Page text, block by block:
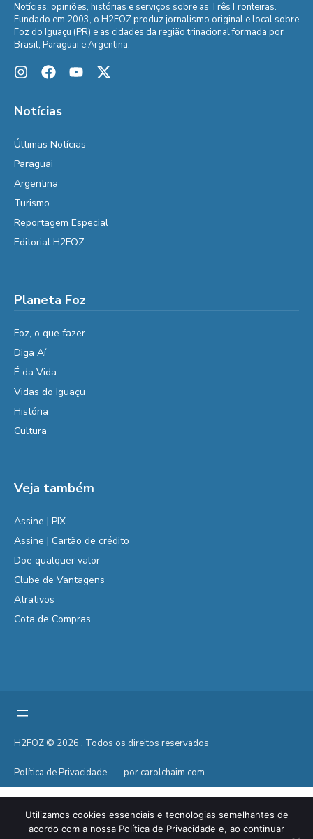
Notícias, opiniões, histórias e serviços sobre as Três Fronteiras.
Fundado em 2003, o H2FOZ produz jornalismo original e local sobre
Foz do Iguaçu (PR) e as cidades da região trinacional formada por
Brasil, Paraguai e Argentina.
Notícias
Últimas Notícias
Paraguai
Argentina
Turismo
Reportagem Especial
Editorial H2FOZ
Planeta Foz
Foz, o que fazer
Diga Aí
É da Vida
Vidas do Iguaçu
História
Cultura
Veja também
Assine | PIX
Assine | Cartão de crédito
Doe qualquer valor
Clube de Vantagens
Atrativos
Cota de Compras
H2FOZ © 2026 . Todos os direitos reservados
Política de Privacidade por carolchaim.com
Utilizamos cookies essenciais e tecnologias semelhantes de
acordo com a nossa Política de Privacidade e, ao continuar